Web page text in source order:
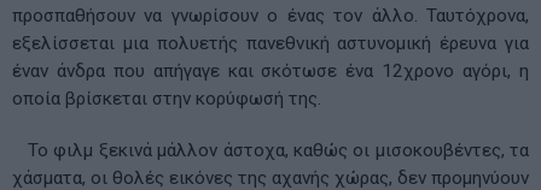
προσπαθήσουν να γνωρίσουν ο ένας τον άλλο. Ταυτόχρονα,
εξελίσσεται μια πολυετής πανεθνική αστυνομική έρευνα για
έναν άνδρα που απήγαγε και σκότωσε ένα 12χρονο αγόρι, η
οποία βρίσκεται στην κορύφωσή της.
Το φιλμ ξεκινά μάλλον άστοχα, καθώς οι μισοκουβέντες, τα
χάσματα, οι θολές εικόνες της αχανής χώρας, δεν προμηνύουν